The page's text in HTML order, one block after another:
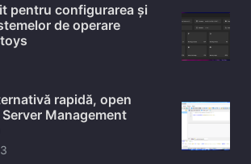
pentru configurarea și
de operare
rapidă, open
Management